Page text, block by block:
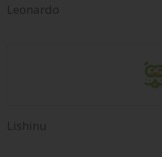
Leonardo
Lishinu